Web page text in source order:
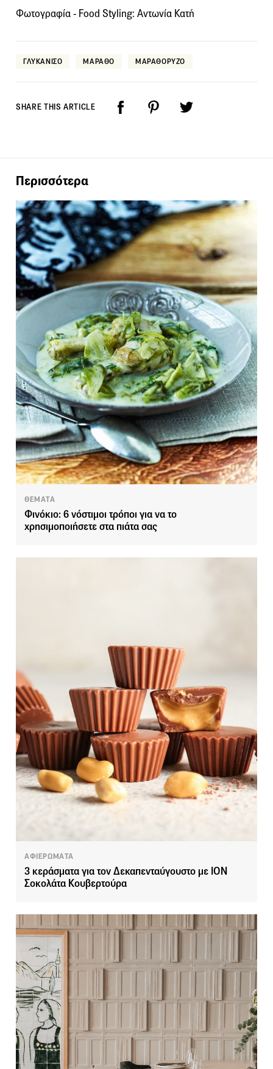
Φωτογραφία - Food Styling: Αντωνία Κατή
ΓΛΥΚΑΝΙΣΟ ΜΑΡΑΘΟ ΜΑΡΑΘΟΡΥΖΟ
SHARE THIS ARTICLE
Περισσότερα
ΘΕΜΑΤΑ
Φινόκιο: 6 νόστιμοι τρόποι για να το
χρησιμοποιήσετε στα πιάτα σας
ΑΦΙΕΡΩΜΑΤΑ
3 κεράσματα για τον Δεκαπενταύγουστο με ΙΟΝ
Σοκολάτα Κουβερτούρα